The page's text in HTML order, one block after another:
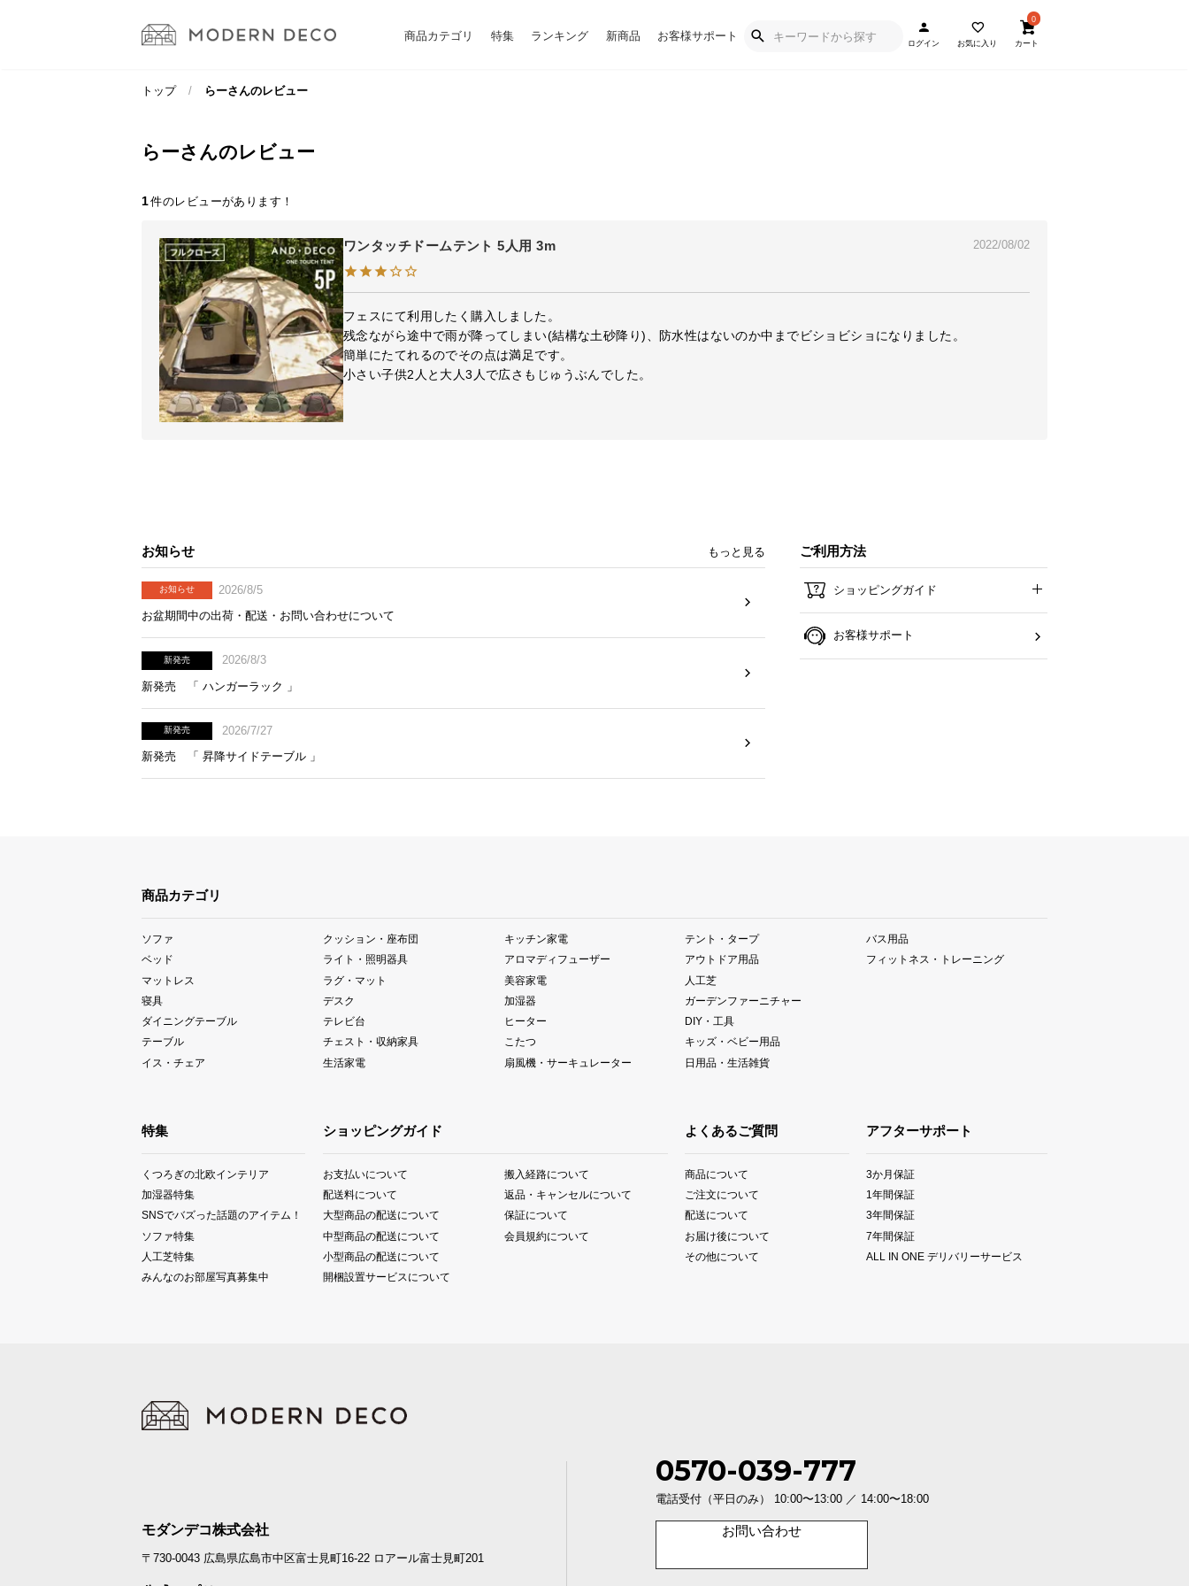
商品カテゴリ 特集 ランキング 新商品 お客様サポート
ログイン お気に入り
0
カート
トップ らーさんのレビュー
らーさんのレビュー
1
ワンタッチドームテント 5人用 3m 2022/08/02
フェスにて利用したく購入しました。
残念ながら途中で雨が降ってしまい(結構な土砂降り)、防水性はないのか中までビショビショになりました。
簡単にたてれるのでその点は満足です。
小さい子供2人と大人3人で広さもじゅうぶんでした。
お知らせ もっと見る
お知らせ
2026/8/5
お盆期間中の出荷・配送・お問い合わせについて
新発売
2026/8/3
新発売 「 ハンガーラック 」
新発売
2026/7/27
新発売 「 昇降サイドテーブル 」
ご利用方法
ショッピングガイド
お客様サポート
商品カテゴリ
ソファ
ベッド
マットレス
寝具
ダイニングテーブル
テーブル
イス・チェア
クッション・座布団
ライト・照明器具
ラグ・マット
デスク
テレビ台
チェスト・収納家具
生活家電
キッチン家電
アロマディフューザー
美容家電
加湿器
ヒーター
こたつ
扇風機・サーキュレーター
テント・タープ
アウトドア用品
人工芝
ガーデンファーニチャー
DIY・工具
キッズ・ベビー用品
日用品・生活雑貨
バス用品
フィットネス・トレーニング
特集
くつろぎの北欧インテリア
加湿器特集
SNSでバズった話題のアイテム！
ソファ特集
人工芝特集
みんなのお部屋写真募集中
ショッピングガイド
お支払いについて
配送料について
大型商品の配送について
中型商品の配送について
小型商品の配送について
開梱設置サービスについて
搬入経路について
返品・キャンセルについて
保証について
会員規約について
よくあるご質問
商品について
ご注文について
配送について
お届け後について
その他について
アフターサポート
3か月保証
1年間保証
3年間保証
7年間保証
ALL IN ONE デリバリーサービス
モダンデコ株式会社
〒730-0043 広島県広島市中区富士見町16-22 ロアール富士見町201
お問い合わせ
0570-039-777
電話受付（平日のみ） 10:00〜13:00 ／ 14:00〜18:00